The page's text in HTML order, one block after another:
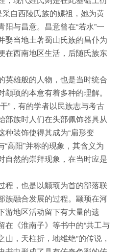
采自西陵氏族的嫘祖，她为黄
与昌意。昌意曾在“若水”一
娶当地土著蜀山氏族的昌仆为
在西南地区生活，后随氏族东
雄般的人物，也是当时统合
顼的本意有着多种的理解。
”，有的学者以民族志与考古
部族时人们在头部佩饰器具从
种装饰使得其成为“扁形变
“高阳”并称的现象，其含义为
自然的崇拜现象，在当时应是
，也是以颛顼为首的部落联
族融合发展的过程。颛顼在河
游地区活动留下有大量的遗
在《淮南子》等书中的“共工与
，天柱折，地维绝”的传说，